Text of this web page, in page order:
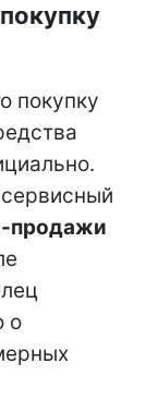
покупку
продажи
о